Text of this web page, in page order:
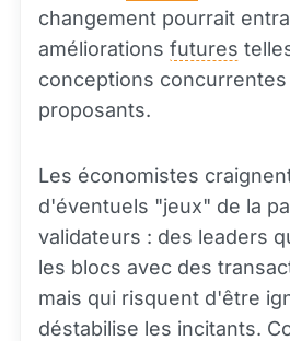
changement pourrait
améliorations futures
conceptions
proposants.
Les économistes
d'éventuels "jeux" de la
validateurs : des leaders
les blocs avec des
mais qui risquent d'être
déstabilise les incitants.